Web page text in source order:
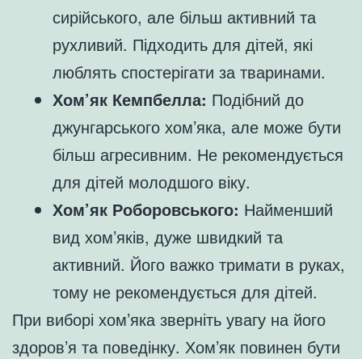
сирійського, але більш активний та
рухливий. Підходить для дітей, які
люблять спостерігати за тваринами.
Хом’як Кемпбелла: Подібний до
джунгарського хом’яка, але може бути
більш агресивним. Не рекомендується
для дітей молодшого віку.
Хом’як Роборовського: Найменший
вид хом’яків, дуже швидкий та
активний. Його важко тримати в руках,
тому не рекомендується для дітей.
При виборі хом’яка зверніть увагу на його
здоров’я та поведінку. Хом’як повинен бути